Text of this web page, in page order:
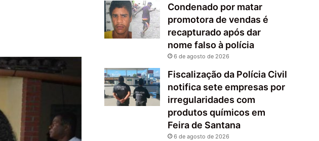
Condenado por matar
promotora de vendas é
recapturado após dar
nome falso à polícia
6 de agosto de 2026
Fiscalização da Polícia Civil
notifica sete empresas por
irregularidades com
produtos químicos em
Feira de Santana
6 de agosto de 2026